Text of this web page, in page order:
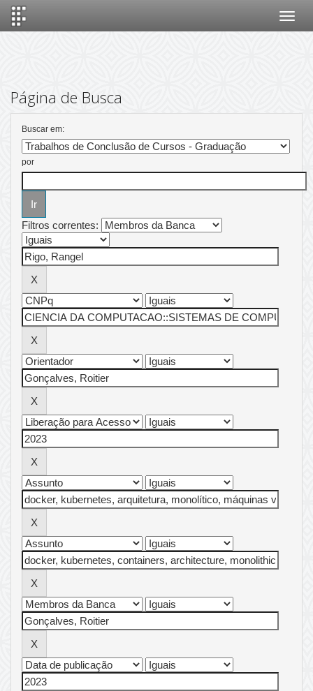
Página de Busca
Buscar em:
por
Filtros correntes: